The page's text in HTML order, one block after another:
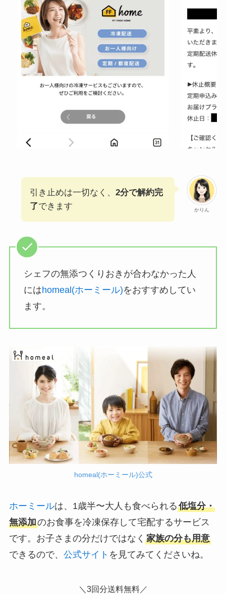
かりん
引き止めは一切なく、 2分で解約完
了できます
シェフの無添つくりおきが合わなかった人
にはhomeal(ホーミール)をおすすめしてい
ます。
homeal(ホーミール)公式
ホーミールは、1歳半〜大人も食べられる低塩分・
無添加のお食事を冷凍保存して宅配するサービス
です。お子さまの分だけではなく 家族の分も用意
できるので、 公式サイト を見てみてくださいね。
＼3回分送料無料／